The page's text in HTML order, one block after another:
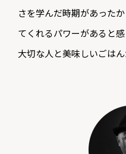
さを学んだ時期があった
てくれるパワーがあると
大切な人と美味しいごは